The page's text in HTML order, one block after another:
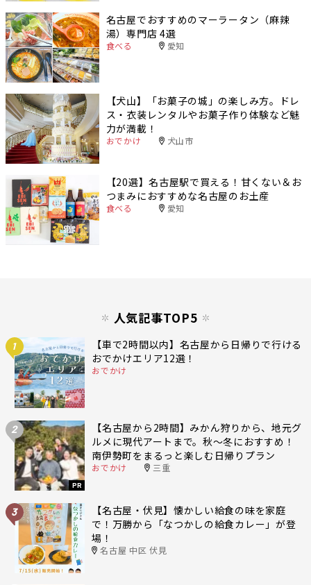
名古屋でおすすめのマーラータン（麻辣
湯）専門店 4選
食べる 愛知
【犬山】「お菓子の城」の楽しみ方。ドレ
ス・衣装レンタルやお菓子作り体験など魅
力が満載！
おでかけ 犬山市
【20選】名古屋駅で買える！甘くない＆お
つまみにおすすめな名古屋のお土産
食べる 愛知
人気記事TOP5
1
【車で2時間以内】名古屋から日帰りで行ける
おでかけエリア12選！
おでかけ
2
PR
【名古屋から2時間】みかん狩りから、地元グ
ルメに現代アートまで。秋〜冬におすすめ！
南伊勢町をまるっと楽しむ日帰りプラン
おでかけ 三重
3
【名古屋・伏見】懐かしい給食の味を家庭
で！万勝から「なつかしの給食カレー」が登
場！
名古屋 中区 伏見